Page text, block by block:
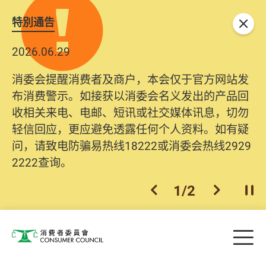
特別通告
2026.06.29
消委会提醒消费者及商户，本会仅于官方网站发
布消费警示。如接获以消委会名义发出的产品回
收相关来电、电邮、短讯或社交媒体讯息，切勿
轻信回应，更应避免透露任何个人资料。如有疑
问，请致电防骗易热线18222或消委会热线2929
2222查询。
上一个
1/2 下一个开
关闭
消费者委员会 目